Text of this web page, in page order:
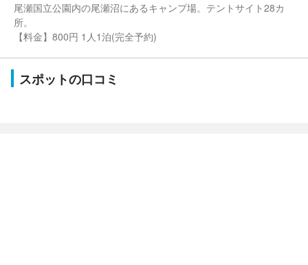
尾瀬国立公園内の尾瀬沼にあるキャンプ場。テントサイト28カ
所。
【料金】800円 1人1泊(完全予約)
スポットの口コミ